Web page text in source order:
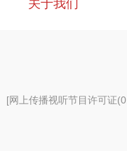
关于我们
[网上传播视听节目许可证